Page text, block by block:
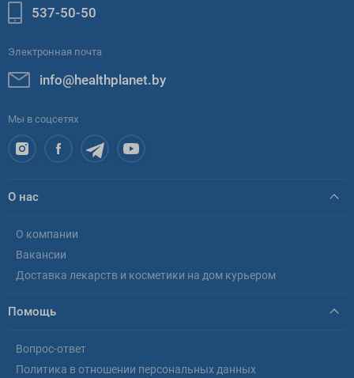
537-50-50
Электронная почта
info@healthplanet.by
Мы в соцсетях
О нас
О компании
Вакансии
Доставка лекарств и косметики на дом курьером
Помощь
Вопрос-ответ
Политика в отношении персональных данных